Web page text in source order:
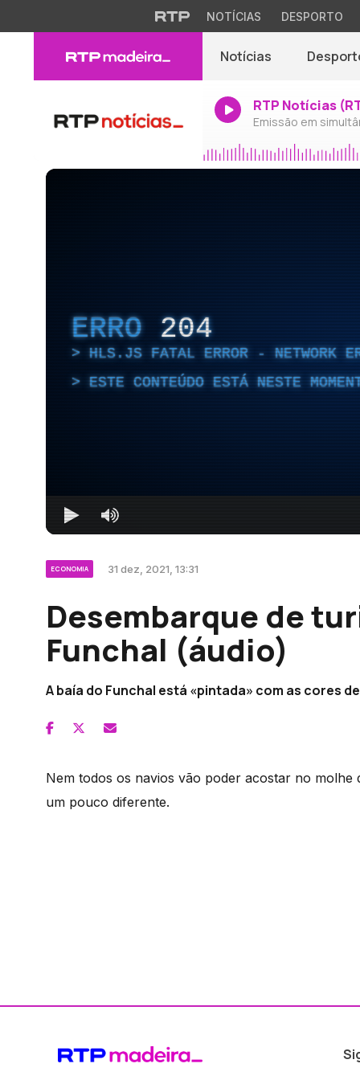
NOTÍCIAS DESPORTO
Notícias
RTP Notícias
Emissão em
ERRO 204
HLS.JS FATAL ERROR - NETWORK
ESTE CONTEÚDO ESTÁ NESTE
ECONOMIA 31 dez, 2021, 13:31
Desembarque de
Funchal (áudio)
A baía do Funchal está «pintada» com as cores
Nem todos os navios vão poder acostar no
um pouco diferente.